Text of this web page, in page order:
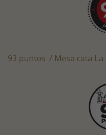
93 puntos / Mesa cata La